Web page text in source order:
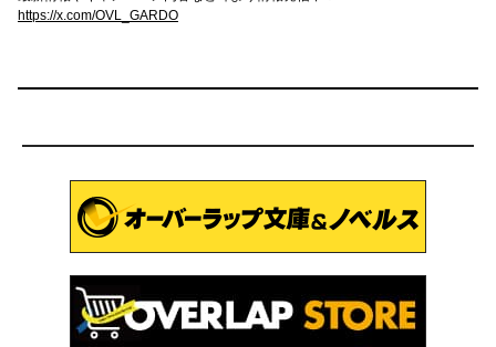
https://x.com/OVL_GARDO